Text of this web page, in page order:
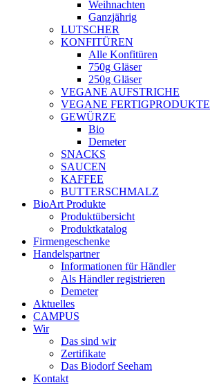
Weihnachten
Ganzjährig
LUTSCHER
KONFITÜREN
Alle Konfitüren
750g Gläser
250g Gläser
VEGANE AUFSTRICHE
VEGANE FERTIGPRODUKTE
GEWÜRZE
Bio
Demeter
SNACKS
SAUCEN
KAFFEE
BUTTERSCHMALZ
BioArt Produkte
Produktübersicht
Produktkatalog
Firmengeschenke
Handelspartner
Informationen für Händler
Als Händler registrieren
Demeter
Aktuelles
CAMPUS
Wir
Das sind wir
Zertifikate
Das Biodorf Seeham
Kontakt